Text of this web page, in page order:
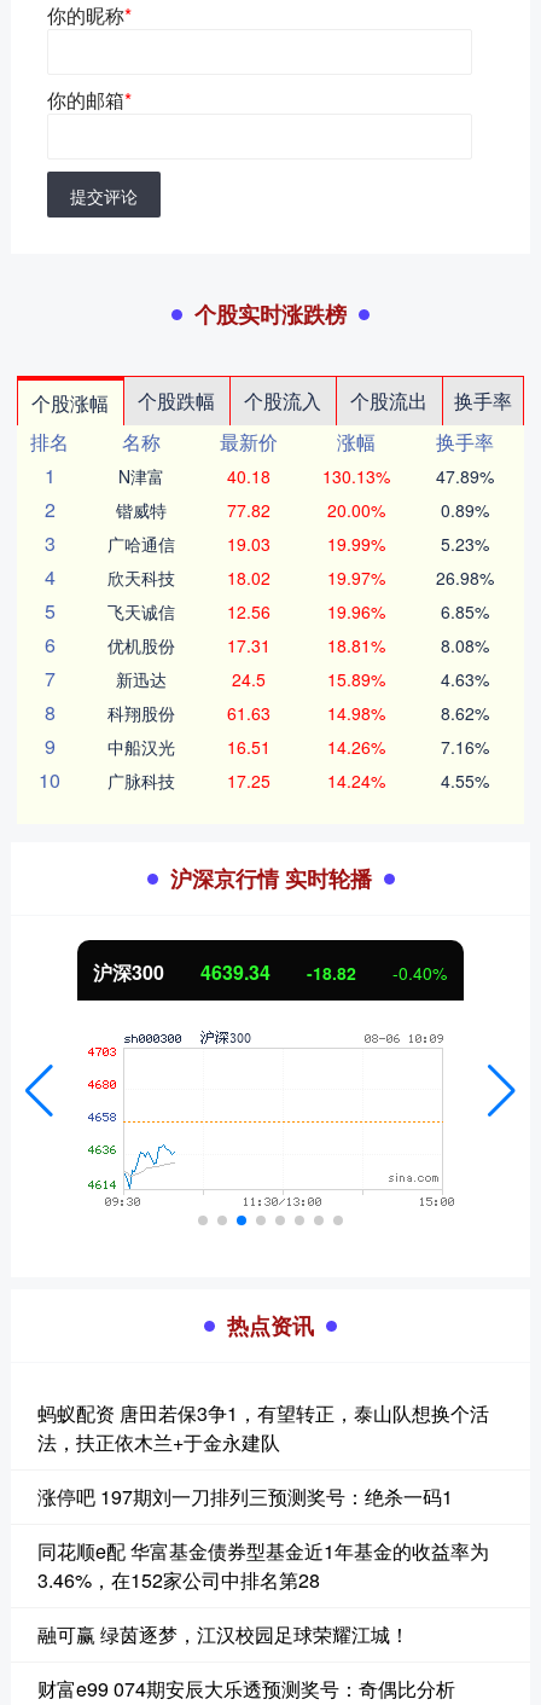
你的昵称*
你的邮箱*
提交评论
个股实时涨跌榜
个股涨幅 个股跌幅 个股流入 个股流出
换手率
排名
名称 最新价 涨幅
换手率
1
N津富 40.18 130.13% 47.89%
2 锴威特 77.82 20.00% 0.89%
3 广哈通信 19.03 19.99% 5.23%
4 欣天科技 18.02 19.97% 26.98%
5 飞天诚信 12.56 19.96% 6.85%
6 优机股份 17.31 18.81% 8.08%
7 新迅达 24.5 15.89% 4.63%
8 科翔股份 61.63 14.98% 8.62%
9 中船汉光 16.51 14.26% 7.16%
10 广脉科技 17.25 14.24% 4.55%
沪深京行情 实时轮播
北证50 1123.38 3.92 0.35%
热点资讯
蚂蚁配资 唐田若保3争1，有望转正，泰山队想换个活
法，扶正依木兰+于金永建队
涨停吧 197期刘一刀排列三预测奖号：绝杀一码1
同花顺e配 华富基金债券型基金近1年基金的收益率为
3.46%，在152家公司中排名第28
融可赢 绿茵逐梦，江汉校园足球荣耀江城！
财富e99 074期安辰大乐透预测奖号：奇偶比分析